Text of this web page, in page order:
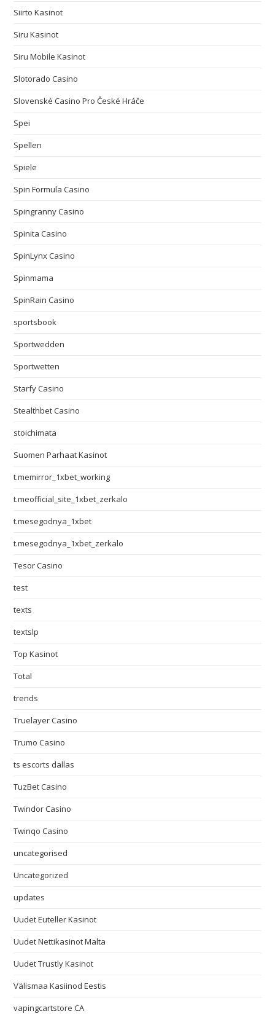
Siirto Kasinot
Siru Kasinot
Siru Mobile Kasinot
Slotorado Casino
Slovenské Casino Pro České Hráče
Spei
Spellen
Spiele
Spin Formula Casino
Spingranny Casino
Spinita Casino
SpinLynx Casino
Spinmama
SpinRain Casino
sportsbook
Sportwedden
Sportwetten
Starfy Casino
Stealthbet Casino
stoichimata
Suomen Parhaat Kasinot
t.memirror_1xbet_working
t.meofficial_site_1xbet_zerkalo
t.mesegodnya_1xbet
t.mesegodnya_1xbet_zerkalo
Tesor Casino
test
texts
textslp
Top Kasinot
Total
trends
Truelayer Casino
Trumo Casino
ts escorts dallas
TuzBet Casino
Twindor Casino
Twinqo Casino
uncategorised
Uncategorized
updates
Uudet Euteller Kasinot
Uudet Nettikasinot Malta
Uudet Trustly Kasinot
Välismaa Kasiinod Eestis
vapingcartstore CA